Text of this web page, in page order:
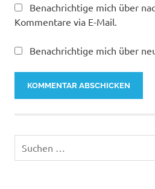
Benachrichtige mich über
Kommentare via E-Mail.
Benachrichtige mich über
nach: